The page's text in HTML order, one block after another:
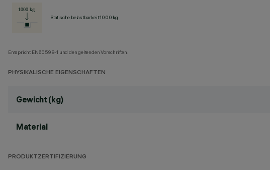
Statische belastbarkeit 1000 kg
Entspricht EN60598-1 und den geltenden Vorschriften.
PHYSIKALISCHE EIGENSCHAFTEN
Gewicht (kg)
Material
PRODUKTZERTIFIZIERUNG